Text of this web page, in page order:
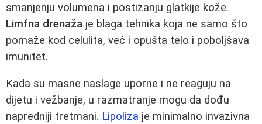
smanjenju volumena i postizanju glatkije kože.
Limfna drenaža je blaga tehnika koja ne samo što
pomaže kod celulita, već i opušta telo i poboljšava
imunitet.
Kada su masne naslage uporne i ne reaguju na
dijetu i vežbanje, u razmatranje mogu da dođu
napredniji tretmani. Lipoliza je minimalno invazivna